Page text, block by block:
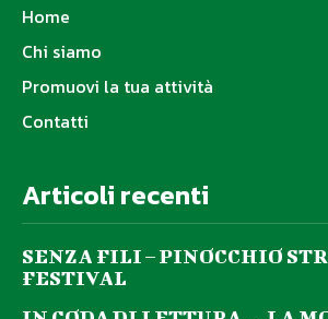
Home
Chi siamo
Promuovi la tua attività
Contatti
Articoli recenti
SENZA FILI – PINOCCHIO
FESTIVAL